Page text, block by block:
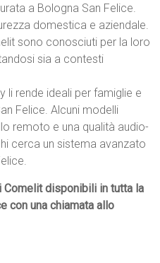
a Bologna San Felice.
domestica e aziendale.
sono conosciuti per la loro
sia a contesti
li rende ideali per famiglie e
Felice. Alcuni modelli
remoto e una qualità audio-
cerca un sistema avanzato
disponibili in tutta la
con una chiamata allo